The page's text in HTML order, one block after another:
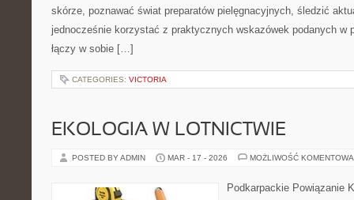
skórze, poznawać świat preparatów pielęgnacyjnych, śledzić
jednocześnie korzystać z praktycznych wskazówek podanych w
łączy w sobie […]
CATEGORIES: VICTORIA
EKOLOGIA W LOTNICTWIE
POSTED BY ADMIN MAR - 17 - 2026 MOŻLIWOŚĆ
Podkarpackie Powiązanie